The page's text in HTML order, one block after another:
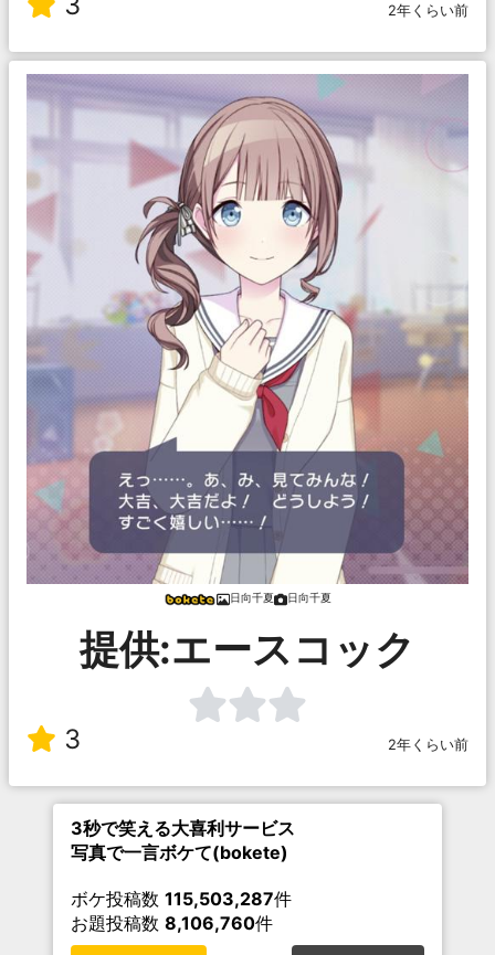
2年くらい前
日向千夏 日向千夏
提供:エースコック
3 2年くらい前
3秒で笑える大喜利サービス
写真で一言ボケて(bokete)
ボケ投稿数 115,503,287件
お題投稿数 8,106,760件